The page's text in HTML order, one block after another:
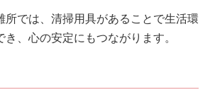
所では、清掃用具があることで生活環
、心の安定にもつながります。